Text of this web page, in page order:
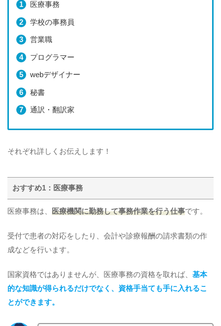
医療事務
学校の事務員
営業職
プログラマー
webデザイナー
秘書
通訳・翻訳家
それぞれ詳しくお伝えします！
おすすめ1：医療事務
医療事務は、 医療機関に勤務して事務作業を行う仕事です。
受付で患者の対応をしたり、会計や診療報酬の請求書類の作
成などを行います。
国家資格ではありませんが、医療事務の資格を取れば、 基本
的な知識が得られるだけでなく、資格手当ても手に入れるこ
とができます。